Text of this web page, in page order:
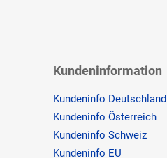
Kundeninformation
Kundeninfo Deutschland
Kundeninfo Österreich
Kundeninfo Schweiz
Kundeninfo EU